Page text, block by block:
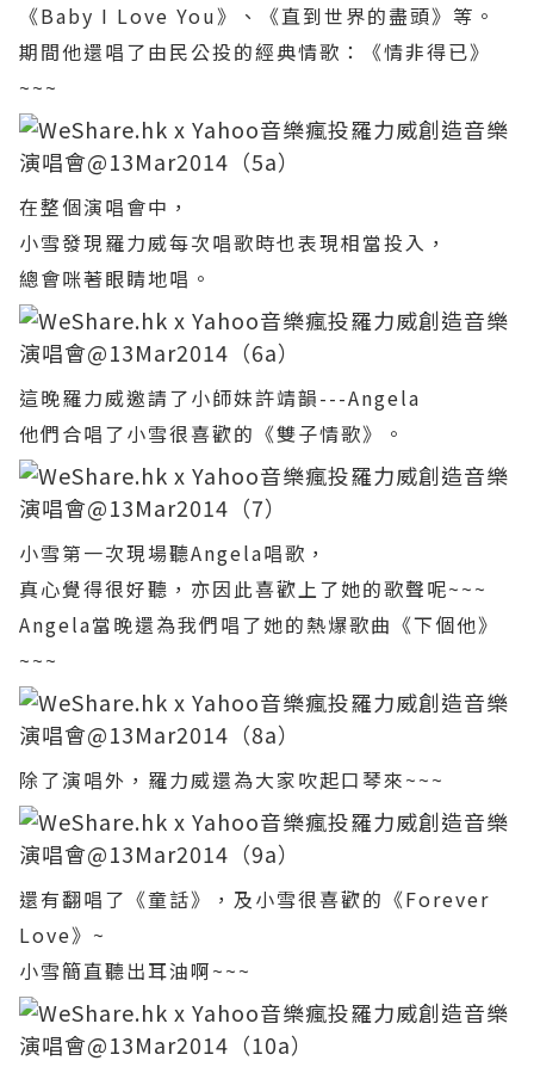
《Baby I Love You》、《直到世界的盡頭》等。
期間他還唱了由民公投的經典情歌：《情非得已》
~~~
在整個演唱會中，
小雪發現羅力威每次唱歌時也表現相當投入，
總會咪著眼睛地唱。
這晚羅力威邀請了小師妹許靖韻---Angela
他們合唱了小雪很喜歡的《雙子情歌》。
小雪第一次現場聽Angela唱歌，
真心覺得很好聽，亦因此喜歡上了她的歌聲呢~~~
Angela當晚還為我們唱了她的熱爆歌曲《下個他》
~~~
除了演唱外，羅力威還為大家吹起口琴來~~~
還有翻唱了《童話》，及小雪很喜歡的《Forever
Love》~
小雪簡直聽出耳油啊~~~